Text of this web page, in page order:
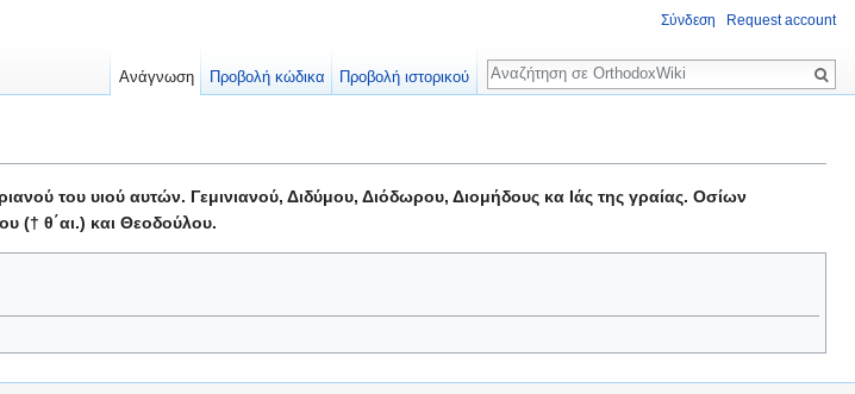
του υιού αυτών. Γεμινιανού, Διδύμου, Διόδωρου, Διομήδους κα Ιάς της γραίας. Οσίων
(† θ΄αι.) και Θεοδούλου.
Σύνδεση Request account
Ανάγνωση Προβολή κώδικα Προβολή ιστορικού
Αναζήτηση